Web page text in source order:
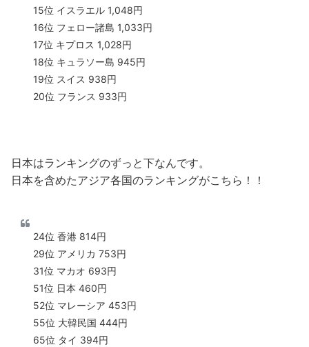
15位 イスラエル 1,048円
16位 フェロー諸島 1,033円
17位 キプロス 1,028円
18位 キュラソー島 945円
19位 スイス 938円
20位 フランス 933円
日本はランキングのずっと下なんです。
日本を含めたアジア各国のランキングがこちら！！
24位 香港 814円
29位 アメリカ 753円
31位 マカオ 693円
51位 日本 460円
52位 マレーシア 453円
55位 大韓民国 444円
65位 タイ 394円